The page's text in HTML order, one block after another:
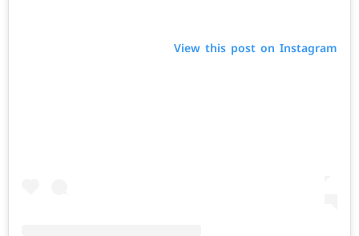
View this post on Instagram